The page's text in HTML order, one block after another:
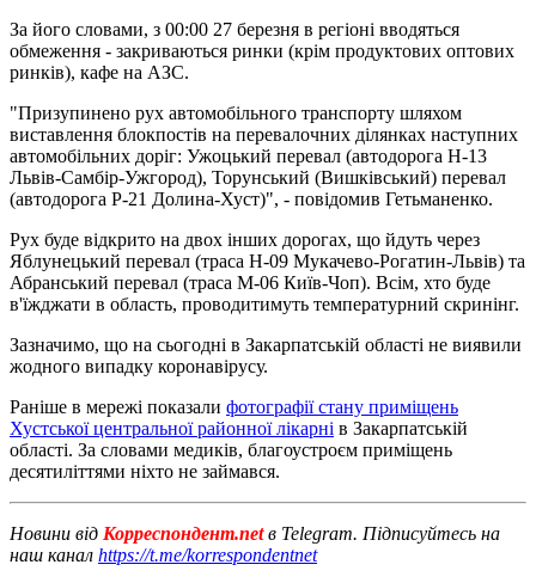
За його словами, з 00:00 27 березня в регіоні вводяться
обмеження - закриваються ринки (крім продуктових оптових
ринків), кафе на АЗС.
"Призупинено рух автомобільного транспорту шляхом
виставлення блокпостів на перевалочних ділянках наступних
автомобільних доріг: Ужоцький перевал (автодорога Н-13
Львів-Самбір-Ужгород), Торунський (Вишківський) перевал
(автодорога Р-21 Долина-Хуст)", - повідомив Гетьманенко.
Рух буде відкрито на двох інших дорогах, що йдуть через
Яблунецький перевал (траса Н-09 Мукачево-Рогатин-Львів) та
Абранський перевал (траса М-06 Київ-Чоп). Всім, хто буде
в'їжджати в область, проводитимуть температурний скринінг.
Зазначимо, що на сьогодні в Закарпатській області не виявили
жодного випадку коронавірусу.
Раніше в мережі показали фотографії стану приміщень
Хустської центральної районної лікарні в Закарпатській
області. За словами медиків, благоустроєм приміщень
десятиліттями ніхто не займався.
Новини від Корреспондент.netв Telegram. Підписуйтесь на
наш канал https://t.me/korrespondentnet